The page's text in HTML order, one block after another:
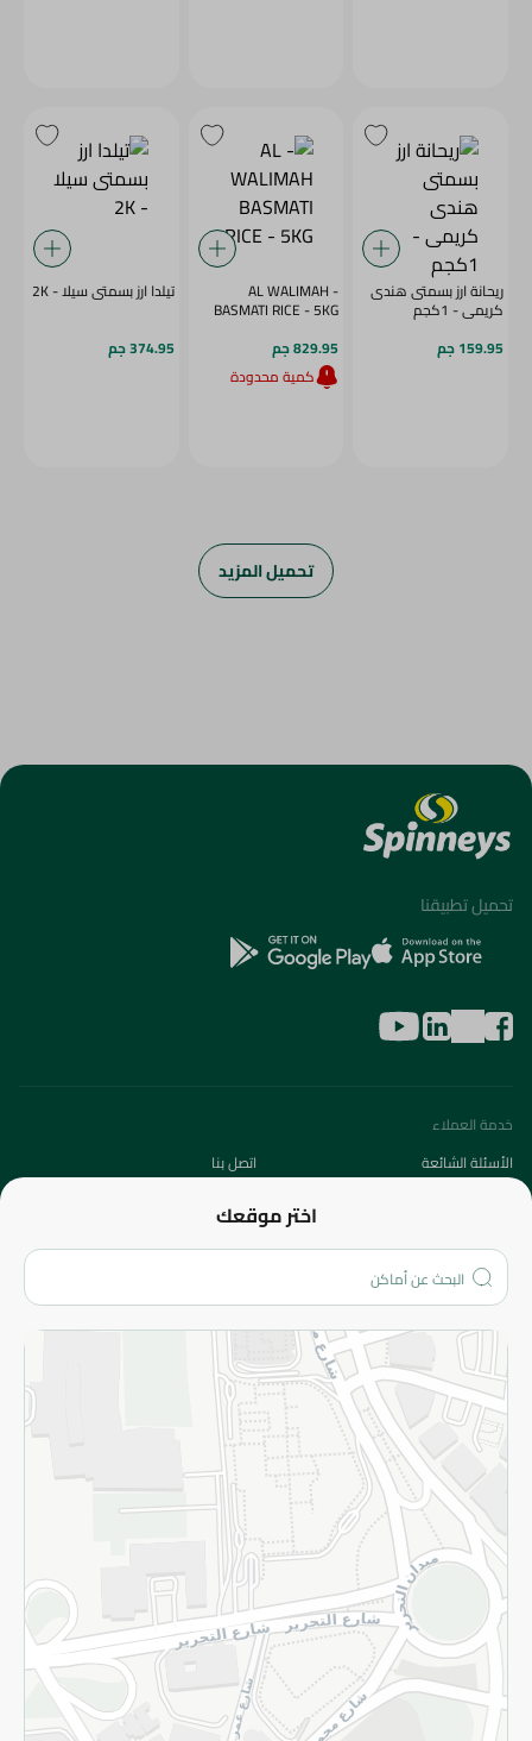
ريحانة ارز بسمتى هندى
كريمى - 1كجم
159.95 جم
- AL WALIMAH
BASMATI RICE - 5KG
829.95 جم
كمية محدودة
تيلدا ارز بسمتى سيلا - 2K
374.95 جم
تحميل المزيد
اختر موقعك
تحميل تطبيقنا
خدمة العملاء
الأسئلة الشائعة
اتصل بنا
من نحن؟
الفروع
المزيد
الاسترجاع
سياسة الاستخدام
سياسة الخصوصية
قم بالتسجيل للنشرة
©2026 - Spinneys | جميع الحقوق محفوظة